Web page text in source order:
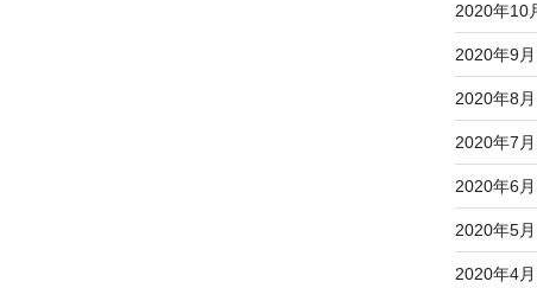
2020年10
2020年9月
2020年8月
2020年7月
2020年6月
2020年5月
2020年4月